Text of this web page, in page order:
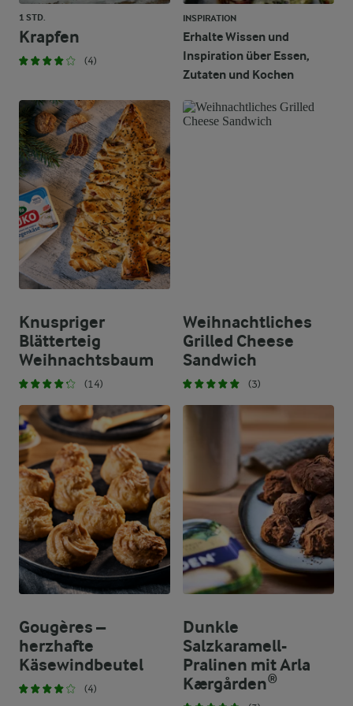
1 STD.
Krapfen
(4)
INSPIRATION
Erhalte Wissen und
Inspiration über Essen,
Zutaten und Kochen
Knuspriger
Blätterteig
Weihnachtsbaum
(14)
Weihnachtliches
Grilled Cheese
Sandwich
(3)
Gougères –
herzhafte
Käsewindbeutel
(4)
Dunkle
Salzkaramell-
Pralinen mit Arla
Kærgården®